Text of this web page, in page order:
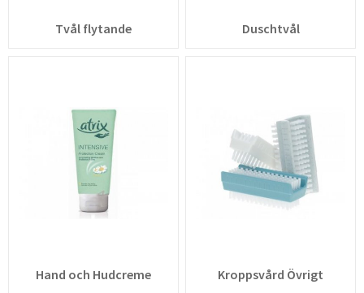
Tvål flytande Duschtvål
Hand och Hudcreme Kroppsvård Övrigt